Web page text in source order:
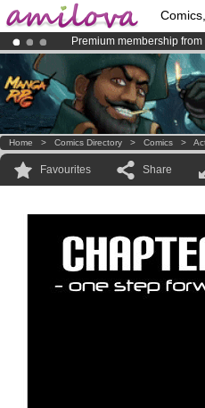
Premium membership from
AmilovaKickstarter is now
Already 100000members
Home > Comics Directory > Comics >
Favourites Share